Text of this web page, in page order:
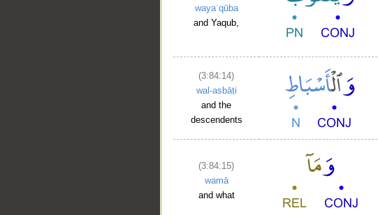
wayaʿqūba
and Yaqub,
(3:84:14)
wal-asbāṭi
and the
descendents
(3:84:15)
wamā
and what